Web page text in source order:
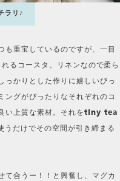
ラリ♪
も重宝しているのですが、一目
るコースタ。リネンなので柔ら
っかりとした作りに嬉しいびっ
ングがぴったりなそれぞれのコ
い上質な素材。それをtiny tea
だけでその空間が引き締まる
て合うー！！と興奮し、マグカ